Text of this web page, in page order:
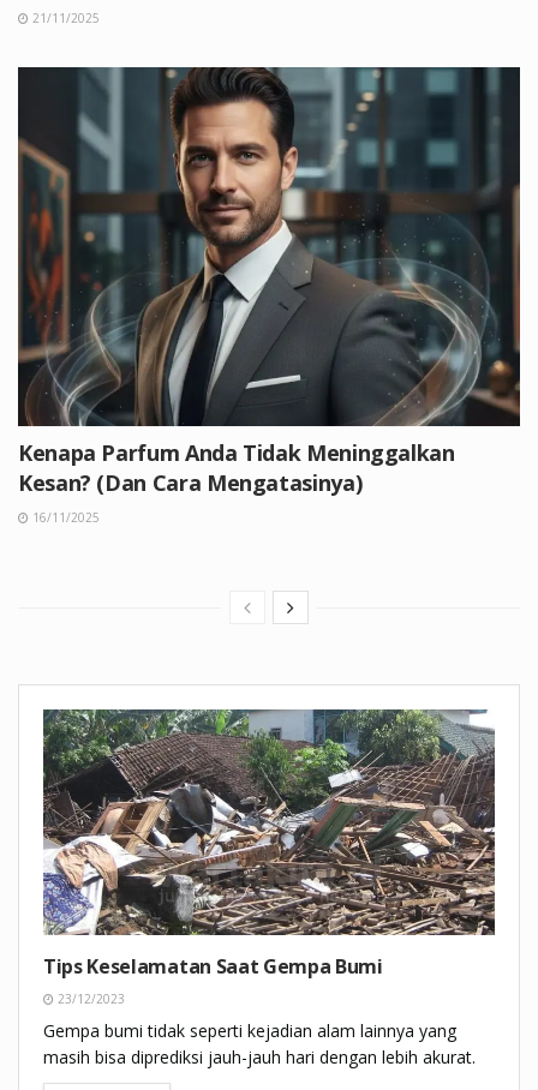
21/11/2025
Kenapa Parfum Anda Tidak Meninggalkan
Kesan? (Dan Cara Mengatasinya)
16/11/2025
Tips Keselamatan Saat Gempa Bumi
23/12/2023
Gempa bumi tidak seperti kejadian alam lainnya yang
masih bisa diprediksi jauh-jauh hari dengan lebih akurat.